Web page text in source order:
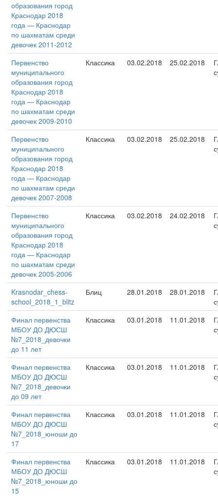
образования город
Краснодар 2018
года — Краснодар
по шахматам среди
девочек 2011-2012
Первенство
муниципального
образования город
Краснодар 2018
года — Краснодар
по шахматам среди
девочек 2009-2010
Классика 03.02.2018 25.02.2018
Первенство
муниципального
образования город
Краснодар 2018
года — Краснодар
по шахматам среди
девочек 2007-2008
Классика 03.02.2018 25.02.2018
Первенство
муниципального
образования город
Краснодар 2018
года — Краснодар
по шахматам среди
девочек 2005-2006
Классика 03.02.2018 24.02.2018
Krasnodar_chess-
school_2018_1_blitz
Блиц 28.01.2018 28.01.2018
Финал первенства
МБОУ ДО ДЮСШ
№7_2018_девочки
до 11 лет
Классика 03.01.2018 11.01.2018
Финал первенства
МБОУ ДО ДЮСШ
№7_2018_девочки
до 09 лет
Классика 03.01.2018 11.01.2018
Финал первенства
МБОУ ДО ДЮСШ
№7_2018_юноши до
17
Классика 03.01.2018 11.01.2018
Финал первенства
МБОУ ДО ДЮСШ
№7_2018_юноши до
15
Классика 03.01.2018 11.01.2018